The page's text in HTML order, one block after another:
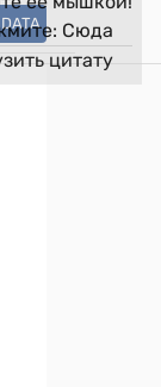
DATA
Сюда
цитату